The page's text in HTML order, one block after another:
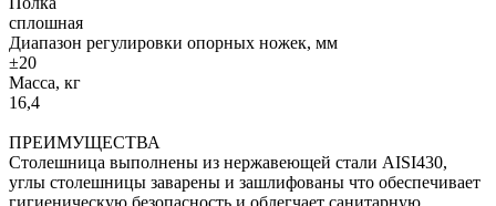
сплошная
Диапазон регулировки опорных ножек, мм
±20
Масса, кг
16,4
ПРЕИМУЩЕСТВА
Столешница выполнены из нержавеющей стали AISI430,
углы столешницы заварены и зашлифованы что обеспечивает
гигиеническую безопасность и облегчает санитарную